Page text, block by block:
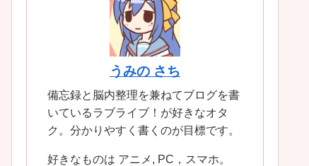
うみの さち
備忘録と脳内整理を兼ねてブログを書
いているラブライブ！が好きなオタ
ク。分かりやすく書くのが目標です。
好きなものは アニメ, PC，スマホ。